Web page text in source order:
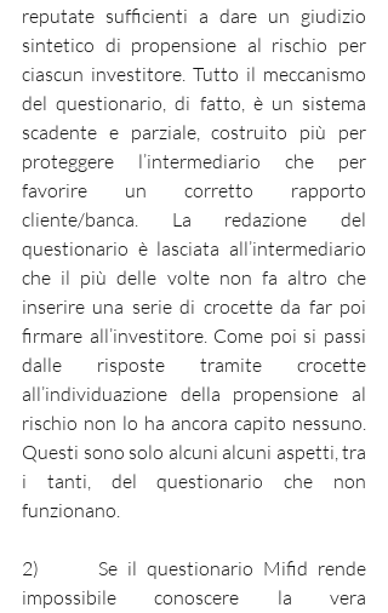
reputate sufficienti a dare un giudizio
sintetico di propensione al rischio per
ciascun investitore. Tutto il meccanismo
del questionario, di fatto, è un sistema
scadente e parziale, costruito più per
proteggere l’intermediario che per
favorire un corretto rapporto
cliente/banca. La redazione del
questionario è lasciata all’intermediario
che il più delle volte non fa altro che
inserire una serie di crocette da far poi
firmare all’investitore. Come poi si passi
dalle risposte tramite crocette
all’individuazione della propensione al
rischio non lo ha ancora capito nessuno.
Questi sono solo alcuni alcuni aspetti, tra
i tanti, del questionario che non
funzionano.
2) Se il questionario Mifid rende
impossibile conoscere la vera